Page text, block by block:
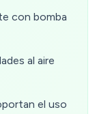
con bomba
al aire
el uso